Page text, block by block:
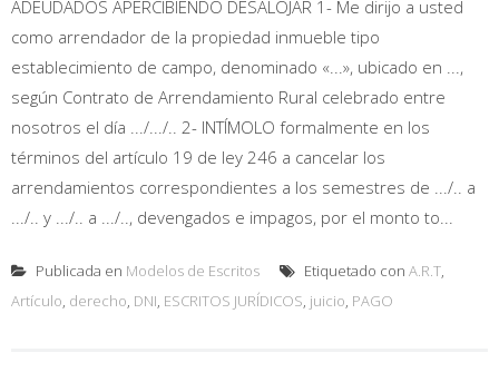
ADEUDADOS APERCIBIENDO DESALOJAR 1- Me dirijo a usted
como arrendador de la propiedad inmueble tipo
establecimiento de campo, denominado «...», ubicado en ...,
según Contrato de Arrendamiento Rural celebrado entre
nosotros el día .../.../.. 2- INTÍMOLO formalmente en los
términos del artículo 19 de ley 246 a cancelar los
arrendamientos correspondientes a los semestres de .../.. a
.../.. y .../.. a .../.., devengados e impagos, por el monto to...
Publicada en Modelos de Escritos Etiquetado con A.R.T,
Artículo, derecho, DNI, ESCRITOS JURÍDICOS, juicio, PAGO